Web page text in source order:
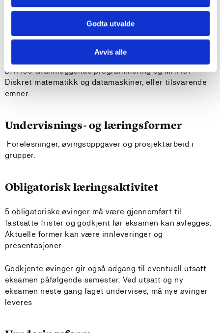
Godta utvalde
Avvis alle
Anbefalte forkunnskaper
DAT100 Grunnleggende programmering og MAT101
Diskret matematikk og datamaskiner, eller tilsvarende
emner.
Undervisnings- og læringsformer
Forelesninger, øvingsoppgaver og prosjektarbeid i
grupper.
Obligatorisk læringsaktivitet
5 obligatoriske øvinger må være gjennomført til
fastsatte frister og godkjent før eksamen kan avlegges.
Aktuelle former kan være innleveringer og
presentasjoner.
Godkjente øvinger gir også adgang til eventuell utsatt
eksamen påfølgende semester. Ved utsatt og ny
eksamen neste gang faget undervises, må nye øvinger
leveres